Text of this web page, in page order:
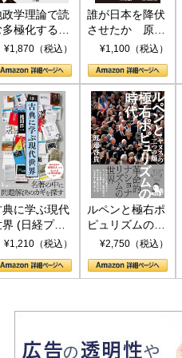
政学理論で読
多極化する世
トランプと
¥1,870（税込）
誰が日本を降伏
させたか 原爆
投下、ソ連参
(PHP新書)
¥1,100（税込）
典に学ぶ現代
界 (日経プレ
アシリーズ)
¥1,210（税込）
ルペンと極右ポ
ピュリズムの時
代：〈ヤヌス〉
¥2,750（税込）